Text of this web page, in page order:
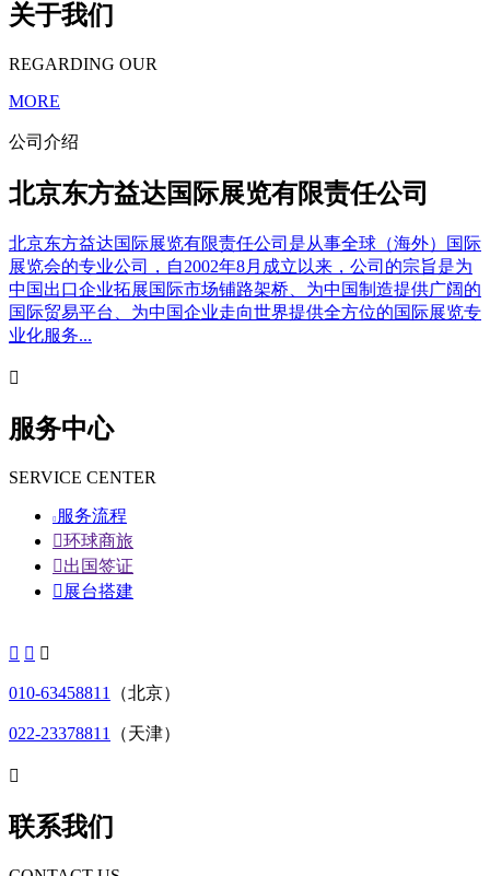
关于我们
REGARDING OUR
MORE
公司介绍
北京东方益达国际展览有限责任公司
北京东方益达国际展览有限责任公司是从事全球（海外）国际
展览会的专业公司，自2002年8月成立以来，公司的宗旨是为
中国出口企业拓展国际市场铺路架桥、为中国制造提供广阔的
国际贸易平台、为中国企业走向世界提供全方位的国际展览专
业化服务...

服务中心
SERVICE CENTER
 服务流程
环球商旅
出国签证
 展台搭建
  
010-63458811 （北京）
022-23378811 （天津）

联系我们